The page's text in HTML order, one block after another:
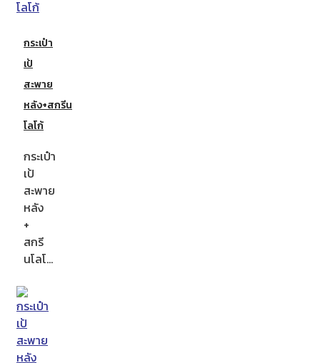
กระเป๋า
เป้
สะพาย
หลัง+สกรีน
โลโก้
กระเป๋า
เป้
สะพาย
หลัง
+
สกรี
นโลโ…